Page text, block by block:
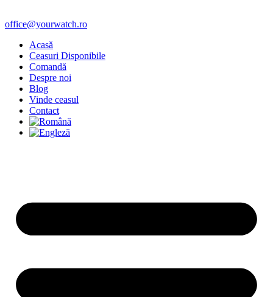
office@yourwatch.ro
Acasă
Ceasuri Disponibile
Comandă
Despre noi
Blog
Vinde ceasul
Contact